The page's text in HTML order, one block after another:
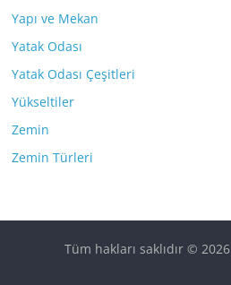
Yapı ve Mekan
Yatak Odası
Yatak Odası Çeşitleri
Yükseltiler
Zemin
Zemin Türleri
Tüm hakları saklıdır © 2026